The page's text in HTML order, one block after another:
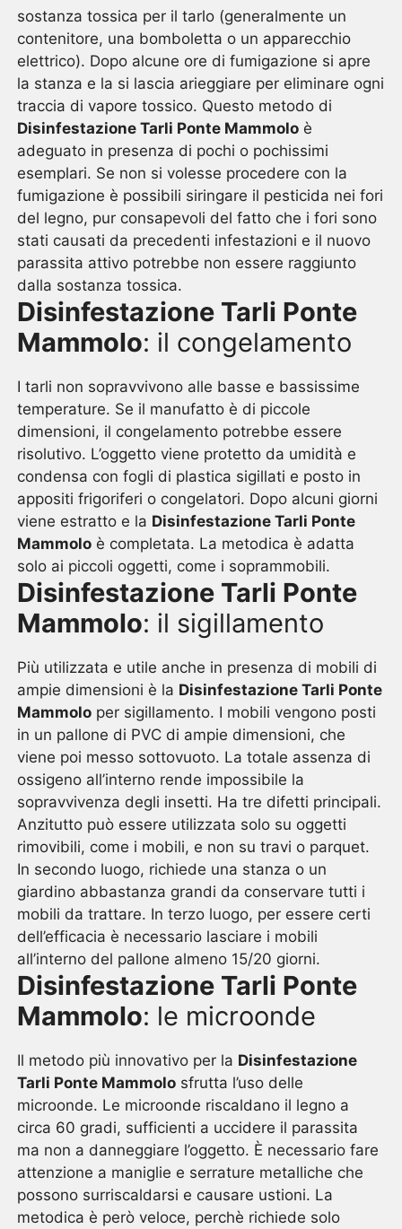
sostanza tossica per il tarlo (generalmente un
contenitore, una bomboletta o un apparecchio
elettrico). Dopo alcune ore di fumigazione si apre
la stanza e la si lascia arieggiare per eliminare ogni
traccia di vapore tossico. Questo metodo di
Disinfestazione Tarli Ponte Mammolo è
adeguato in presenza di pochi o pochissimi
esemplari. Se non si volesse procedere con la
fumigazione è possibili siringare il pesticida nei fori
del legno, pur consapevoli del fatto che i fori sono
stati causati da precedenti infestazioni e il nuovo
parassita attivo potrebbe non essere raggiunto
dalla sostanza tossica.
Disinfestazione Tarli Ponte
Mammolo: il congelamento
I tarli non sopravvivono alle basse e bassissime
temperature. Se il manufatto è di piccole
dimensioni, il congelamento potrebbe essere
risolutivo. L’oggetto viene protetto da umidità e
condensa con fogli di plastica sigillati e posto in
appositi frigoriferi o congelatori. Dopo alcuni giorni
viene estratto e la Disinfestazione Tarli Ponte
Mammolo è completata. La metodica è adatta
solo ai piccoli oggetti, come i soprammobili.
Disinfestazione Tarli Ponte
Mammolo: il sigillamento
Più utilizzata e utile anche in presenza di mobili di
ampie dimensioni è la Disinfestazione Tarli Ponte
Mammolo per sigillamento. I mobili vengono posti
in un pallone di PVC di ampie dimensioni, che
viene poi messo sottovuoto. La totale assenza di
ossigeno all’interno rende impossibile la
sopravvivenza degli insetti. Ha tre difetti principali.
Anzitutto può essere utilizzata solo su oggetti
rimovibili, come i mobili, e non su travi o parquet.
In secondo luogo, richiede una stanza o un
giardino abbastanza grandi da conservare tutti i
mobili da trattare. In terzo luogo, per essere certi
dell’efficacia è necessario lasciare i mobili
all’interno del pallone almeno 15/20 giorni.
Disinfestazione Tarli Ponte
Mammolo: le microonde
Il metodo più innovativo per la Disinfestazione
Tarli Ponte Mammolo sfrutta l’uso delle
microonde. Le microonde riscaldano il legno a
circa 60 gradi, sufficienti a uccidere il parassita
ma non a danneggiare l’oggetto. È necessario fare
attenzione a maniglie e serrature metalliche che
possono surriscaldarsi e causare ustioni. La
metodica è però veloce, perchè richiede solo